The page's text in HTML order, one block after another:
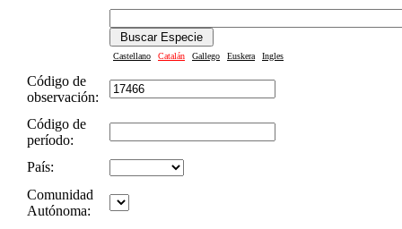
Castellano Catalán Gallego Euskera Ingles
Código de
observación:
Código de
período:
País:
Comunidad
Autónoma: